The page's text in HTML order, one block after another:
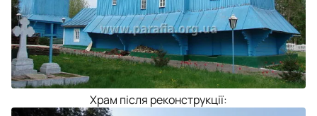
Храм після реконструкції: